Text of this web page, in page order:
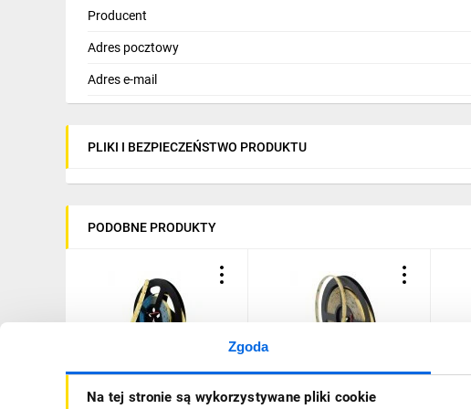
Zgoda
Na tej stronie są wykorzystywane pliki cookie
Producent
Adres pocztowy
Adres e-mail
PLIKI I BEZPIECZEŃSTWO PRODUKTU
PODOBNE PRODUKTY
Taśma LED COB 24V 480
9W/m 4000K 1035lm IP67
Taśma LED COB 12V 480
9W/m 3000K 990lm/m